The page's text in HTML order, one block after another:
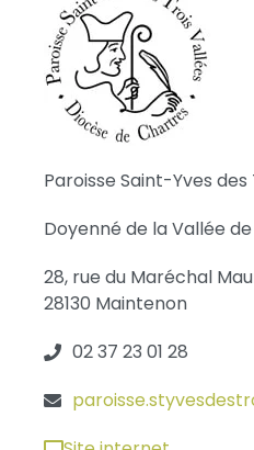
Paroisse Saint-Yves des
Doyenné de la Vallée de
28, rue du Maréchal
28130 Maintenon
02 37 23 01 28